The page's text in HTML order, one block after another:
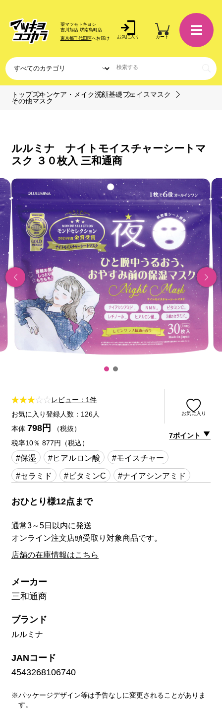
薬マツモトキヨシ
吉川旭店 堺南島町店
東京都千代田区へお届け お気に入り カート
トップスキンケア・メイク洗顔基礎フェイスマスク
その他マスク
ルルミナ ナイトモイスチャーシートマ
スク ３０枚入 三和通商
レビュー：1件
お気に入り登録人数：126人
お気に入り
本体 798円
（税抜）
税率10％ 877円（税込）
7ポイント
#保湿 #ヒアルロン酸
#モイスチャー
#セラミド
#ビタミンC #ナイアシンアミド
おひとり様12点まで
通常3～5日以内に発送
オンライン注文店頭受取り対象商品です。
店舗の在庫情報はこちら
メーカー
三和通商
ブランド
ルルミナ
JANコード
4543268106740
※パッケージデザイン等は予告なしに変更されることがありま
す。